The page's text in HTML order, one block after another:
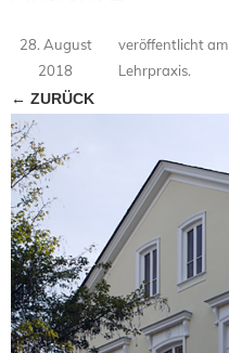
veröffentlicht
28. August
2018
am
Lehrpraxis.
← ZURÜCK